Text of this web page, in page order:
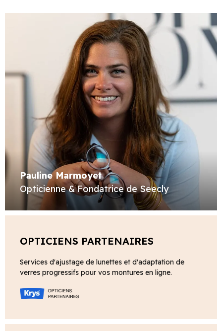
Pauline Marmoyet
Opticienne & Fondatrice de Seecly
OPTICIENS PARTENAIRES
Services d'ajustage de lunettes et d'adaptation de
verres progressifs pour vos montures en ligne.